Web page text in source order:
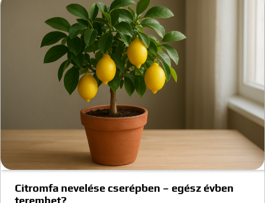
Citromfa nevelése cserépben – egész évben
teremhet?